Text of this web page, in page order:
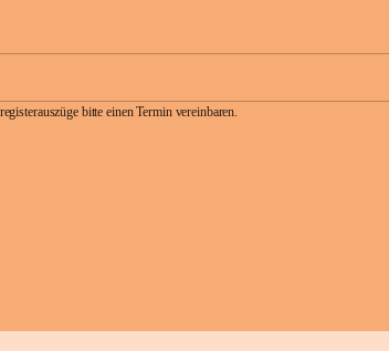
bitte einen Termin vereinbaren.